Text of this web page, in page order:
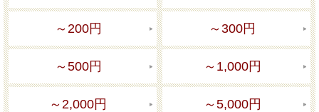
～200円 ～300円
～500円 ～1,000円
～2,000円 ～5,000円